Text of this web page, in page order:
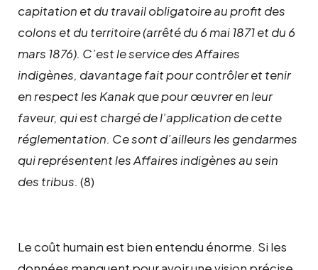
capitation et du travail obligatoire au profit des
colons et du territoire (arrêté du 6 mai 1871 et du 6
mars 1876). C’est le service des Affaires
indigènes, davantage fait pour contrôler et tenir
en respect les Kanak que pour œuvrer en leur
faveur, qui est chargé de l’application de cette
réglementation. Ce sont d’ailleurs les gendarmes
qui représentent les Affaires indigènes au sein
des tribus. (8)
Le coût humain est bien entendu énorme. Si les